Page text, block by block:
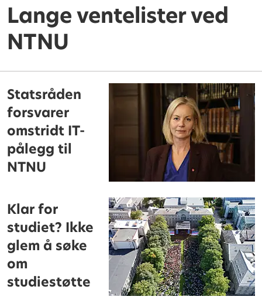
Lange ventelister ved
NTNU
Statsråden
forsvarer
omstridt IT-
pålegg til
NTNU
Klar for
studiet? Ikke
glem å søke
om
studiestøtte